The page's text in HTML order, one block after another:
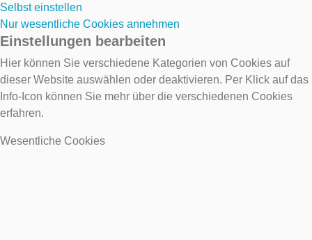
Selbst einstellen
Nur wesentliche Cookies annehmen
Einstellungen bearbeiten
Hier können Sie verschiedene Kategorien von Cookies auf
dieser Website auswählen oder deaktivieren. Per Klick auf das
Info-Icon können Sie mehr über die verschiedenen Cookies
erfahren.
Wesentliche Cookies